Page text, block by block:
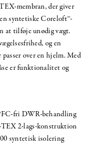
membran, der giver
syntetiske Coreloft™-
at tilføje unødig vægt.
og en
over en hjelm. Med
er funktionalitet og
fri DWR-behandling
2-lags-konstruktion
syntetisk isolering